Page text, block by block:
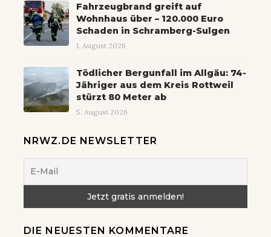
Fahrzeugbrand greift auf
Wohnhaus über – 120.000 Euro
Schaden in Schramberg-Sulgen
1. August 2026
Tödlicher Bergunfall im Allgäu: 74-
Jähriger aus dem Kreis Rottweil
stürzt 80 Meter ab
5. August 2026
NRWZ.DE NEWSLETTER
DIE NEUESTEN KOMMENTARE